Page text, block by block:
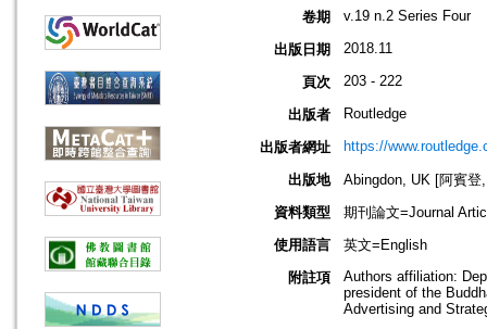
卷期 v.19 n.2 Series Four
出版日期 2018.11
頁次 203 - 222
出版者 Routledge
出版者網址 https://
出版地
Abingdon, UK [阿賓登
資料類型
期刊論文=Journal
使用語言
英文=English
附註項
Authors affiliation:
president of the
Advertising and